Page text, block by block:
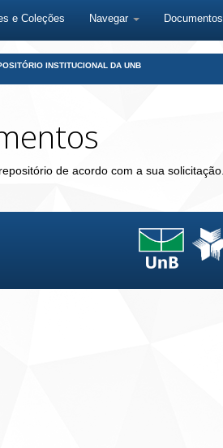
e Coleções Navegar Documentos
INSTITUCIONAL DA UNB
de acordo com a sua solicitação.